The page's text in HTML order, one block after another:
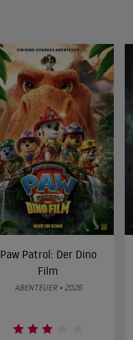
Paw Patrol: Der Dino
Film
ABENTEUER • 2026